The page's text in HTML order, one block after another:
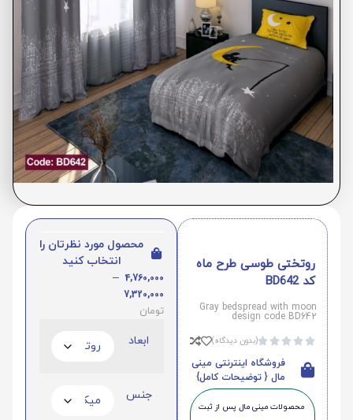
روتختی طوسی طرح ماه
کد BD642
Gray bedspread with moon
design code BD642




(بدون دیدگاه)
فروشگاه اینترنتی مینی
مال { توضیحات کامل}
محصولات مینی‌ مال پس از ثبت
محصول مورد نظرتان را
انتخاب کنید
4,760,000
–
7,320,000
تومان
ابعاد
جنس